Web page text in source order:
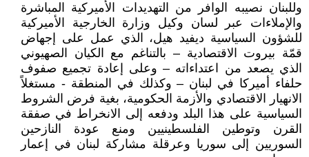
وللبنان نصيبه الوافر من التهديدات الأميركية المباشرة
والإملاءات عبر لسان وكيل وزارة الخارجية الأميركية
للشؤون السياسية ديفيد هيل، الذي عمل على إجهاض
قمّة بيروت الاقتصادية – بالتناغم مع الكيان الصهيوني
الذي يصعد من اعتداءاته – وعلى إعادة تجميع صفوف
حلفاء أميركا في لبنان – وكذلك في المنطقة - مستغلاً
الانهيار الاقتصادي والأزمة الحكومية، بغية فرض الشروط
السياسية على هذا البلد ودفعه إلى الانخراط في صفقة
القرن وتوطين الفلسطينيين ومنع عودة النازحين
السوريين إلى سوريا وعرقلة مشاركة لبنان في إعمار